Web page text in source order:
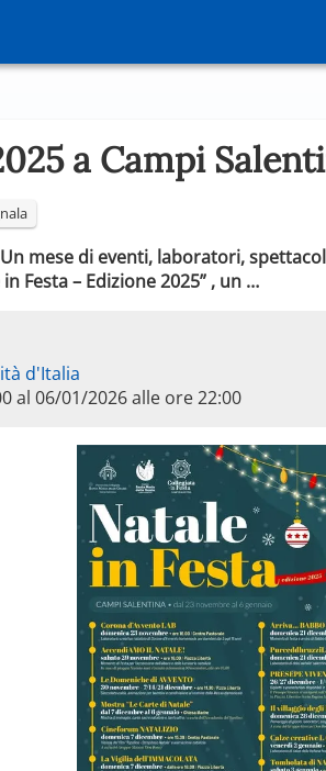
a Campi
mese di eventi, laboratori,
Festa – Edizione 2025” , un …
d'Italia
al 06/01/2026 alle ore 22:00